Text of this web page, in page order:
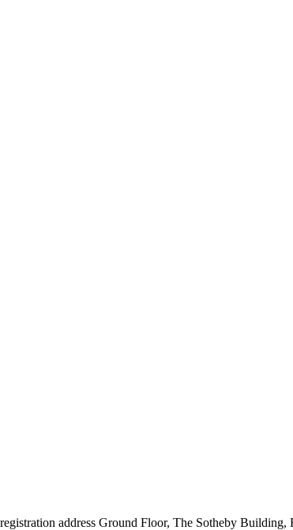
address Ground Floor, The Sotheby